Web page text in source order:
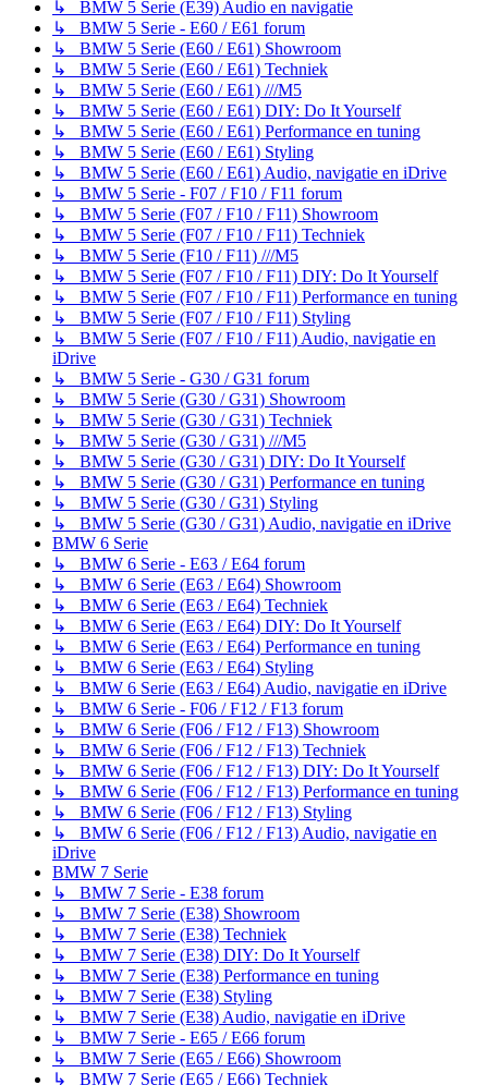
↳ BMW 5 Serie (E39) Audio en navigatie
↳ BMW 5 Serie - E60 / E61 forum
↳ BMW 5 Serie (E60 / E61) Showroom
↳ BMW 5 Serie (E60 / E61) Techniek
↳ BMW 5 Serie (E60 / E61) ///M5
↳ BMW 5 Serie (E60 / E61) DIY: Do It Yourself
↳ BMW 5 Serie (E60 / E61) Performance en tuning
↳ BMW 5 Serie (E60 / E61) Styling
↳ BMW 5 Serie (E60 / E61) Audio, navigatie en iDrive
↳ BMW 5 Serie - F07 / F10 / F11 forum
↳ BMW 5 Serie (F07 / F10 / F11) Showroom
↳ BMW 5 Serie (F07 / F10 / F11) Techniek
↳ BMW 5 Serie (F10 / F11) ///M5
↳ BMW 5 Serie (F07 / F10 / F11) DIY: Do It Yourself
↳ BMW 5 Serie (F07 / F10 / F11) Performance en tuning
↳ BMW 5 Serie (F07 / F10 / F11) Styling
↳ BMW 5 Serie (F07 / F10 / F11) Audio, navigatie en
iDrive
↳ BMW 5 Serie - G30 / G31 forum
↳ BMW 5 Serie (G30 / G31) Showroom
↳ BMW 5 Serie (G30 / G31) Techniek
↳ BMW 5 Serie (G30 / G31) ///M5
↳ BMW 5 Serie (G30 / G31) DIY: Do It Yourself
↳ BMW 5 Serie (G30 / G31) Performance en tuning
↳ BMW 5 Serie (G30 / G31) Styling
↳ BMW 5 Serie (G30 / G31) Audio, navigatie en iDrive
BMW 6 Serie
↳ BMW 6 Serie - E63 / E64 forum
↳ BMW 6 Serie (E63 / E64) Showroom
↳ BMW 6 Serie (E63 / E64) Techniek
↳ BMW 6 Serie (E63 / E64) DIY: Do It Yourself
↳ BMW 6 Serie (E63 / E64) Performance en tuning
↳ BMW 6 Serie (E63 / E64) Styling
↳ BMW 6 Serie (E63 / E64) Audio, navigatie en iDrive
↳ BMW 6 Serie - F06 / F12 / F13 forum
↳ BMW 6 Serie (F06 / F12 / F13) Showroom
↳ BMW 6 Serie (F06 / F12 / F13) Techniek
↳ BMW 6 Serie (F06 / F12 / F13) DIY: Do It Yourself
↳ BMW 6 Serie (F06 / F12 / F13) Performance en tuning
↳ BMW 6 Serie (F06 / F12 / F13) Styling
↳ BMW 6 Serie (F06 / F12 / F13) Audio, navigatie en
iDrive
BMW 7 Serie
↳ BMW 7 Serie - E38 forum
↳ BMW 7 Serie (E38) Showroom
↳ BMW 7 Serie (E38) Techniek
↳ BMW 7 Serie (E38) DIY: Do It Yourself
↳ BMW 7 Serie (E38) Performance en tuning
↳ BMW 7 Serie (E38) Styling
↳ BMW 7 Serie (E38) Audio, navigatie en iDrive
↳ BMW 7 Serie - E65 / E66 forum
↳ BMW 7 Serie (E65 / E66) Showroom
↳ BMW 7 Serie (E65 / E66) Techniek